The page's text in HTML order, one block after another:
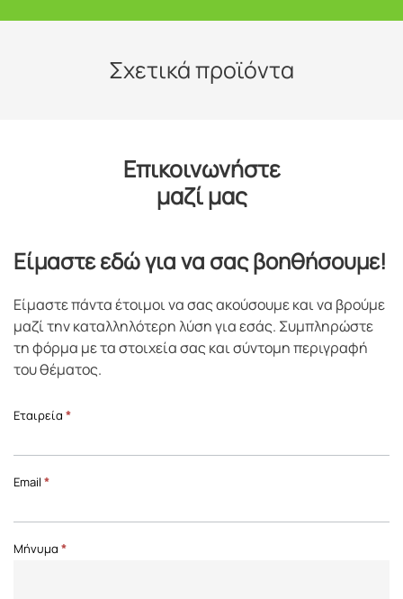
Σχετικά προϊόντα
Επικοινωνήστε
μαζί μας
Είμαστε εδώ για να σας βοηθήσουμε!
Είμαστε πάντα έτοιμοι να σας ακούσουμε και να βρούμε
μαζί την καταλληλότερη λύση για εσάς. Συμπληρώστε
τη φόρμα με τα στοιχεία σας και σύντομη περιγραφή
του θέματος.
Επικοινωνία
Page
Εταιρεία *
Email *
Μήνυμα *